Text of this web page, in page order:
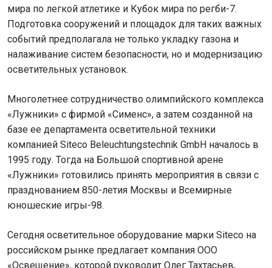
мира по легкой атлетике и Кубок мира по регби-7.
Подготовка сооружений и площадок для таких важных
событий предполагала не только укладку газона и
налаживание систем безопасности, но и модернизацию
осветительных установок.
Многолетнее сотрудничество олимпийского комплекса
«Лужники» с фирмой «Сименс», а затем созданной на
базе ее департамента осветительной техники
компанией Siteco Beleuchtungstechnik GmbH началось в
1995 году. Тогда на Большой спортивной арене
«Лужники» готовились принять мероприятия в связи с
празднованием 850-летия Москвы и Всемирные
юношеские игры-98.
Сегодня осветительное оборудование марки Siteco на
российском рынке предлагает компания ООО
«Освещение», которой руководит Олег Тахтасьев,